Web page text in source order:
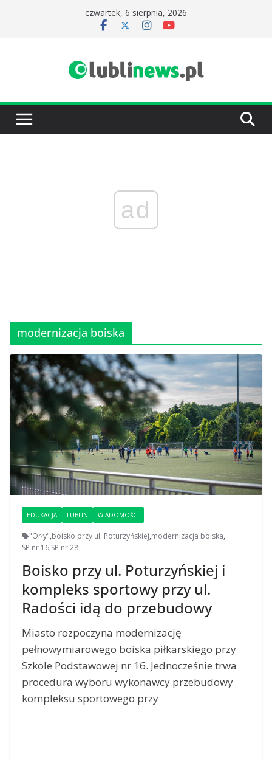
czwartek, 6 sierpnia, 2026
ad
modernizacja boiska
EDUKACJA LUBLIN WIADOMOŚCI
"Orły",boisko przy ul. Poturzyńskiej,modernizacja boiska,
SP nr 16,SP nr 28
Boisko przy ul. Poturzyńskiej i
kompleks sportowy przy ul.
Radości idą do przebudowy
Miasto rozpoczyna modernizację
pełnowymiarowego boiska piłkarskiego przy
Szkole Podstawowej nr 16. Jednocześnie trwa
procedura wyboru wykonawcy przebudowy
kompleksu sportowego przy